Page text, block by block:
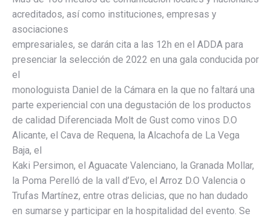
acreditados, así como instituciones, empresas y
asociaciones
empresariales, se darán cita a las 12h en el ADDA para
presenciar la selección de 2022 en una gala conducida por
el
monologuista Daniel de la Cámara en la que no faltará una
parte experiencial con una degustación de los productos
de calidad Diferenciada Molt de Gust como vinos D.O
Alicante, el Cava de Requena, la Alcachofa de La Vega
Baja, el
Kaki Persimon, el Aguacate Valenciano, la Granada Mollar,
la Poma Perelló de la vall d’Evo, el Arroz D.O Valencia o
Trufas Martínez, entre otras delicias, que no han dudado
en sumarse y participar en la hospitalidad del evento. Se